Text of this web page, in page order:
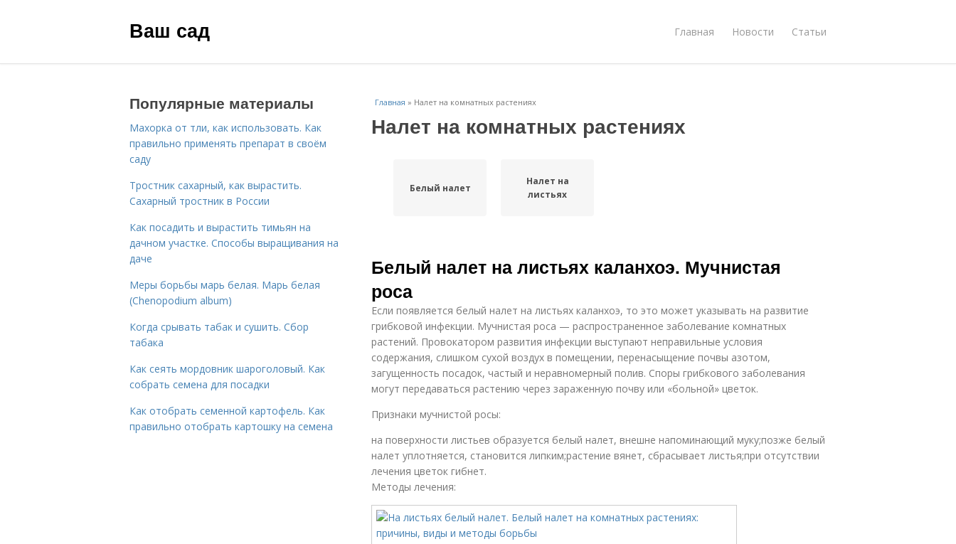
Ваш сад Главная Новости Статьи
Главная » Налет на комнатных растениях
Налет на комнатных растениях
Белый налет
Налет на
листьях
Белый налет на листьях каланхоэ. Мучнистая
роса
Если появляется белый налет на листьях каланхоэ, то это может указывать на развитие
грибковой инфекции. Мучнистая роса — распространенное заболевание комнатных
растений. Провокатором развития инфекции выступают неправильные условия
содержания, слишком сухой воздух в помещении, перенасыщение почвы азотом,
загущенность посадок, частый и неравномерный полив. Споры грибкового заболевания
могут передаваться растению через зараженную почву или «больной» цветок.
Признаки мучнистой росы:
на поверхности листьев образуется белый налет, внешне напоминающий муку;позже белый
налет уплотняется, становится липким;растение вянет, сбрасывает листья;при отсутствии
лечения цветок гибнет.
Методы лечения:
Популярные материалы
Махорка от тли, как использовать. Как
правильно применять препарат в своём
саду
Тростник сахарный, как вырастить.
Сахарный тростник в России
Как посадить и вырастить тимьян на
дачном участке. Способы выращивания на
даче
Меры борьбы марь белая. Марь белая
(Chenopodium album)
Когда срывать табак и сушить. Сбор
табака
Как сеять мордовник шароголовый. Как
собрать семена для посадки
Как отобрать семенной картофель. Как
правильно отобрать картошку на семена